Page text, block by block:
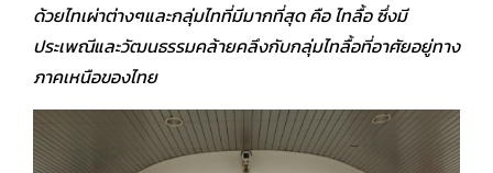
ด้วยไทเผ่าต่างๆและกลุ่มไทที่มีมากที่สุด คือ ไทลื้อ ซึ่งมี
ประเพณีและวัฒนธรรมคล้ายคลึงกับกลุ่มไทลื้อที่อาศัยอยู่ทาง
ภาคเหนือของไทย